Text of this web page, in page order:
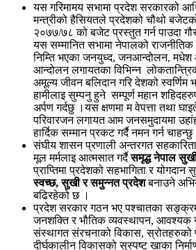
यस गरिमामय सभामा प्रदेश सरकारको
मन्त्रीको हैसियतले प्रदेशको चौथो
२०७७/७८ को बजेट प्रस्तुत गर्न पाउदा
यस सम्मानित सभामा नेपालको
निम्ति भएका जनयुध्द, जनआन्दोलन, मधेश
आन्दोलन लगायतका विभिन्न
अमूल्य जीवन बलिदान गरि देशको स्वर्णिम
हामीलाइ सुम्पनु हुने सम्पूर्ण महान
अर्पण गर्दछु ।यस क्षणमा म वेपत्ता तथा
परिवारजन लगायत आम जनसमुदायमा
हार्दिक सम्मान प्रकट गर्दै नमन गर्न चाहन्छु
संघीय शासन प्रणाली अन्तरगत
मूल मर्मलाइ आत्मसात गर्दैसमृद्ध नेपाल
प्राप्तिमा प्रदेशको सहभागिता र योगदान
स्वच्छ, सुखी र समुन्नत प्रदेशबनाउने
बढिरहेको छ ।
प्रदेश सरकार गठन भए पश्चातका
जनशक्ति र भौतिक व्यवस्थापन, आवश्यक
संस्थागत संरचनाको विकास, स्रोतहरुको
दीर्घकालीन विकासको सुस्पष्ट खाका